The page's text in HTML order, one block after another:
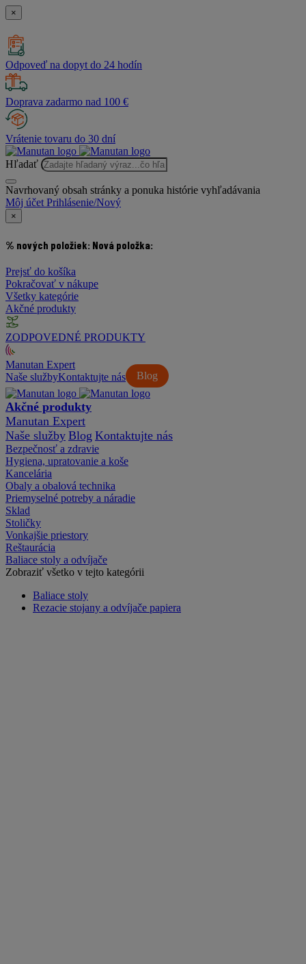
×
Odpoveď na dopyt do 24 hodín
Doprava zadarmo nad 100 €
Vrátenie tovaru do 30 dní
Hľadať
Navrhovaný obsah stránky a ponuka histórie vyhľadávania
Môj účet Prihlásenie/Nový
×
% nových položiek: Nová položka:
Prejsť do košíka
Pokračovať v nákupe
Všetky kategórie
Akčné produkty
ZODPOVEDNÉ PRODUKTY
Manutan Expert
Naše služby
Blog
Kontaktujte nás
Akčné produkty
Manutan Expert
Naše služby Blog Kontaktujte nás
Bezpečnosť a zdravie
Hygiena, upratovanie a koše
Kancelária
Obaly a obalová technika
Priemyselné potreby a náradie
Sklad
Stoličky
Vonkajšie priestory
Reštaurácia
Baliace stoly a odvíjače
Zobraziť všetko v tejto kategórii
Baliace stoly
Rezacie stojany a odvíjače papiera